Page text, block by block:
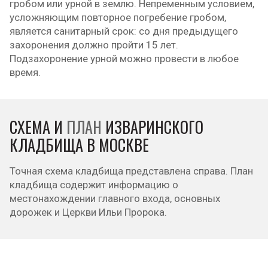
гробом или урной в землю. Непременным условием,
усложняющим повторное погребение гробом,
является санитарный срок: со дня предыдущего
захоронения должно пройти 15 лет.
Подзахоронение урной можно провести в любое
время.
СХЕМА И ПЛАН ИЗВАРИНСКОГО
КЛАДБИЩА В МОСКВЕ
Точная схема кладбища представлена справа. План
кладбища содержит информацию о
местонахождении главного входа, основных
дорожек и Церкви Ильи Пророка.